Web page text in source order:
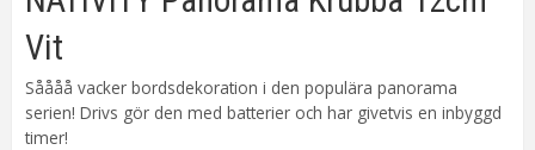
Vit
Såååå vacker bordsdekoration i den populära panorama
serien! Drivs gör den med batterier och har givetvis en inbyggd
timer!